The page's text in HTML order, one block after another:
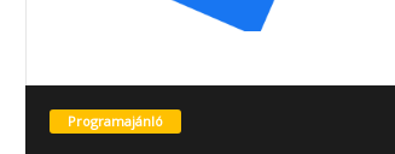
Programajánló